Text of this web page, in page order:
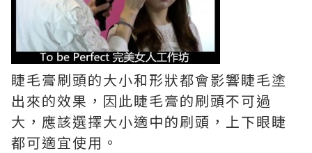
睫毛膏刷頭的大小和形狀都會影響睫毛塗
出來的效果，因此睫毛膏的刷頭不可過
大，應該選擇大小適中的刷頭，上下眼睫
都可適宜使用。